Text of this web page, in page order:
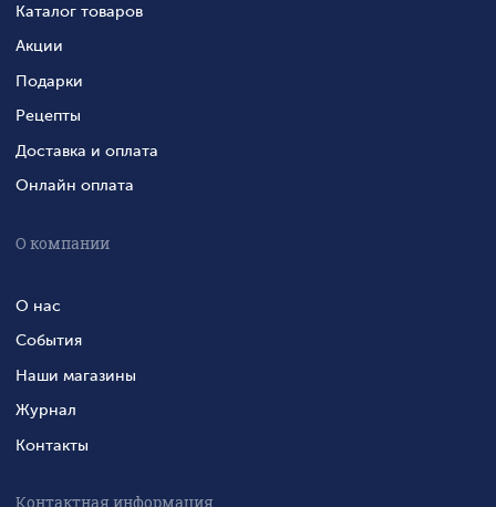
Каталог товаров
Акции
Подарки
Рецепты
Доставка и оплата
Онлайн оплата
О компании
О нас
События
Наши магазины
Журнал
Контакты
Контактная информация